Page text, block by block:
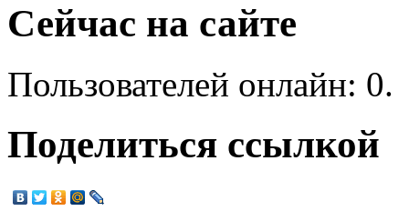
Сейчас на сайте
Пользователей онлайн: 0.
Поделиться ссылкой